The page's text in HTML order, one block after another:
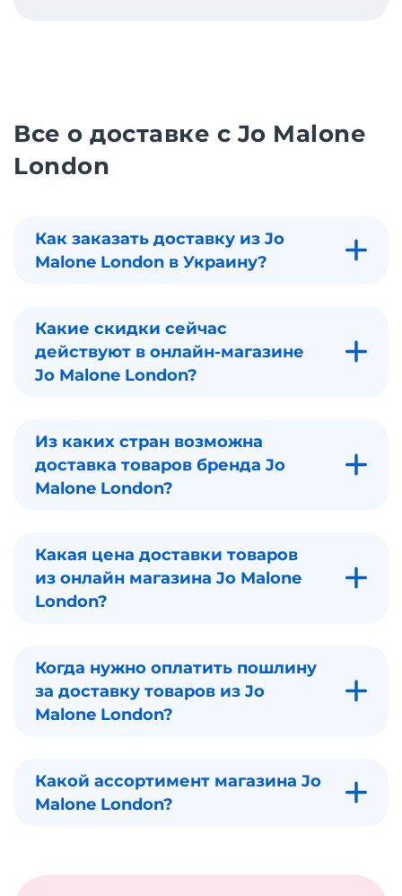
Все о доставке с Jo Malone
London
Как заказать доставку из Jo
Malone London в Украину?
Какие скидки сейчас
действуют в онлайн-магазине
Jo Malone London?
Из каких стран возможна
доставка товаров бренда Jo
Malone London?
Какая цена доставки товаров
из онлайн магазина Jo Malone
London?
Когда нужно оплатить пошлину
за доставку товаров из Jo
Malone London?
Какой ассортимент магазина Jo
Malone London?